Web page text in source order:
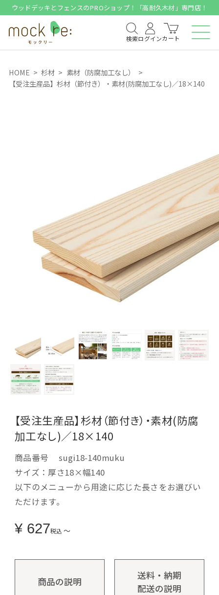
ウッドデッキとフェンスのPROショップ！「高耐久木材」専門店！
検索ログインカート
HOME 杉材
素材（防腐加工なし）
【受注生産品】杉材（節付き）・素材(防腐加工なし)／18×140
【受注生産品】杉材（節付き）・素材(防腐
加工なし)／18×140
商品番号
sugi18-140muku
サイズ：厚さ18×幅140
以下のメニューから用途に応じた長さをお選びい
ただけます。
¥ 627税込 〜
商品の説明
送料・納期
配送の説明